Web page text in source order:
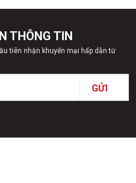
THÔNG TIN
tiên nhận khuyến mại hấp dẫn từ